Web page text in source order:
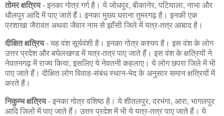
तोमर क्षत्रिय- इनका गोत्र गर्ग है। ये जोधपुर, बीकानेर, पटियाला, नाभा और
धौलपुर आदि में पाए जाते हैं। इनका मुख्य घराना तुमरगढ़ है। इनकी एक
प्रशाखा जैरावत अथवा जैवार नाम से झाँसी जिले में यत्र-तत्र आबाद है।
दीक्षित क्षत्रिय- यह वंश सूर्यवंशी है। इनका गोत्र कश्यप है। इस वंश के लोग
उत्तर प्रदेश और बघेलखण्ड में यत्र-तत्र पाए जाते हैं। इस वंश के क्षत्रियों ने
नेवतनगढ़ में राज्य किया, इसलिए ये नेवतनी कहलाए। ये लोग छपरा जिले में भी
पाए जाते हैं। दीक्षित लोग विवाह-संबंध स्थान-भेद के अनुसार समान क्षत्रियों में
करते हैं।
निकुम्भ क्षत्रिय- इनका गोत्र वशिष्ठ है। ये शीतलपुर, दरभंगा, आरा, भागलपुर
आदि जिलों में पाए जाते हैं। उत्तर प्रदेश में भी ये यत्र-तत्र पाए जाते हैं। ये